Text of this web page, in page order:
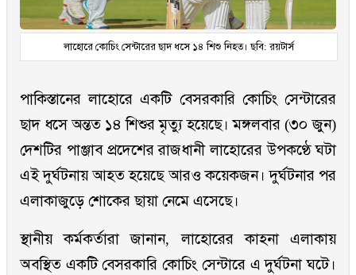
লাহোরে কোচিং সেন্টারের ছাদ ধসে ১৪ শিশু নিহত। ছবি: রয়টার্স
পাকিস্তানের লাহোরে একটি বেসরকারি কোচিং সেন্টারের
ছাদ ধসে অন্তত ১৪ শিশুর মৃত্যু হয়েছে। মঙ্গলবার (৩০ জুন)
দেশটির পাঞ্জাব প্রদেশের রাজধানী লাহোরের উপকণ্ঠে ঘটা
এই দুর্ঘটনায় আহত হয়েছে আরও কয়েকজন। দুর্ঘটনার পর
এলাকাজুড়ে শোকের ছায়া নেমে এসেছে।
স্থানীয় কর্মকর্তারা জানান, লাহোরের কাহনা এলাকায়
অবস্থিত একটি বেসরকারি কোচিং সেন্টারে এ দুর্ঘটনা ঘটে।